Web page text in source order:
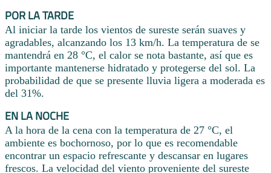
POR LA TARDE
Al iniciar la tarde los vientos de sureste serán suaves y
agradables, alcanzando los 13 km/h. La temperatura de se
mantendrá en 28 °C, el calor se nota bastante, así que es
importante mantenerse hidratado y protegerse del sol. La
probabilidad de que se presente lluvia ligera a moderada es
del 31%.
EN LA NOCHE
A la hora de la cena con la temperatura de 27 °C, el
ambiente es bochornoso, por lo que es recomendable
encontrar un espacio refrescante y descansar en lugares
frescos. La velocidad del viento proveniente del sureste